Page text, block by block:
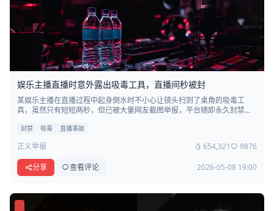
娱乐主播直播时意外露出吸毒工具，直播间秒被封
某娱乐主播在直播过程中起身倒水时不小心让镜头扫到了桌角的吸毒工
具，虽然只有短短两秒，但已被大量网友截图举报，平台随即永久封禁其
封禁 吸毒 直播事故
正义举报 654,321
9876
分享
查看评论 2026-05-08 19:00